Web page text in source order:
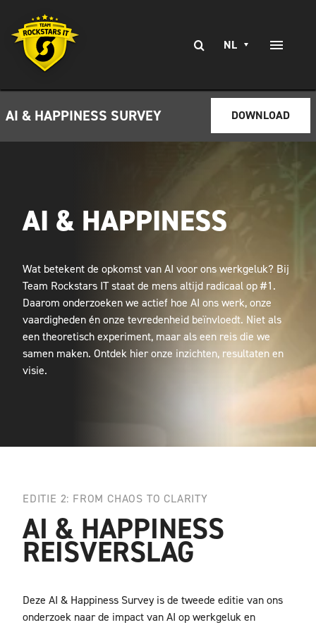
inhoud
naar:
NL
Toggle
CONTACT
AI & HAPPINESS SURVEY DOWNLOAD
AI & HAPPINESS
Wat betekent de opkomst van AI voor ons werkgeluk? Bij
Team Rockstars IT staat de mens altijd radicaal op #1.
Daarom onderzoeken we actief hoe AI ons werk, onze
vaardigheden én onze tevredenheid beïnvloedt. Niet als
een theoretisch experiment, maar als een reis die we
samen maken. Ontdek hier onze inzichten, resultaten en
visie.
EDITIE 2: FROM CHAOS TO CLARITY
AI & HAPPINESS
REISVERSLAG
Deze AI & Happiness Survey is de tweede editie van ons
onderzoek naar de impact van AI op werkgeluk en